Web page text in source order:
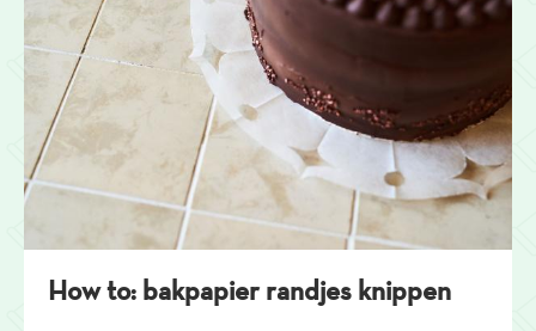
How to: bakpapier randjes knippen